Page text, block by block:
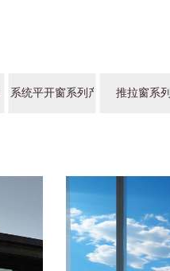
系统平开窗系列产品 推拉窗系列